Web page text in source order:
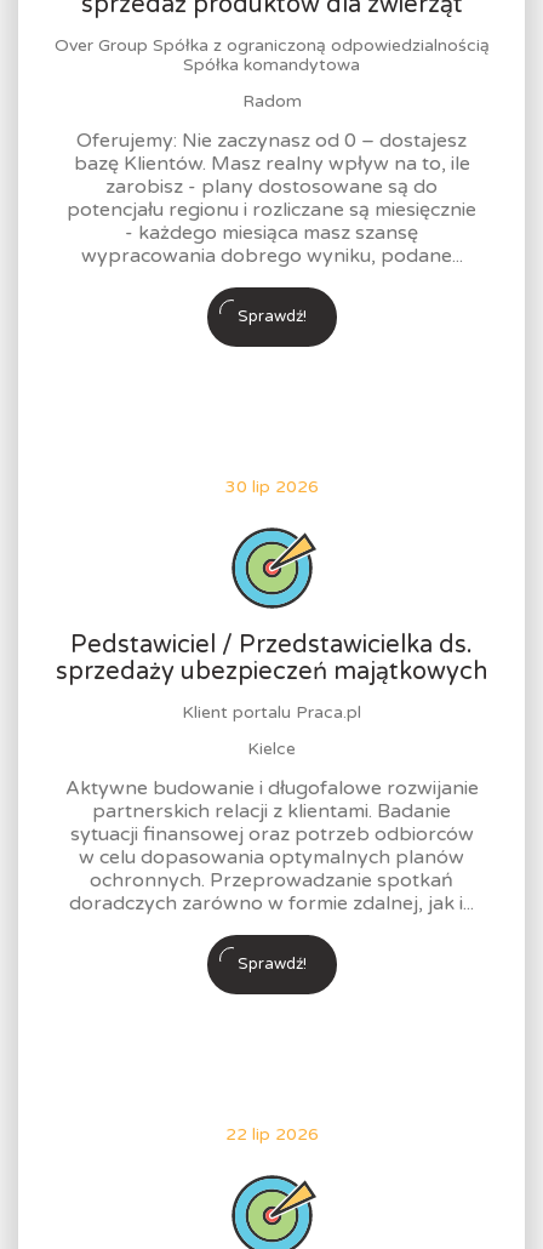
Over Group Spółka z ograniczoną odpowiedzialnością
Spółka komandytowa
Radom
Oferujemy: Nie zaczynasz od 0 – dostajesz
bazę Klientów. Masz realny wpływ na to, ile
zarobisz - plany dostosowane są do
potencjału regionu i rozliczane są miesięcznie
- każdego miesiąca masz szansę
wypracowania dobrego wyniku, podane...
Sprawdź!
30 lip 2026
Pedstawiciel / Przedstawicielka ds.
sprzedaży ubezpieczeń majątkowych
Klient portalu Praca.pl
Kielce
Aktywne budowanie i długofalowe rozwijanie
partnerskich relacji z klientami. Badanie
sytuacji finansowej oraz potrzeb odbiorców
w celu dopasowania optymalnych planów
ochronnych. Przeprowadzanie spotkań
doradczych zarówno w formie zdalnej, jak i...
Sprawdź!
22 lip 2026